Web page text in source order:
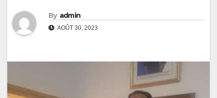
By admin
AOÛT 30, 2023